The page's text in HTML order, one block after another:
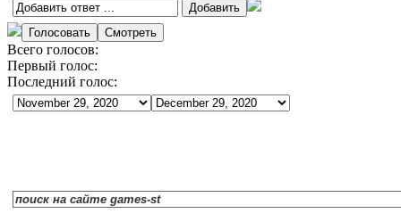
Всего голосов:
Первый голос:
Последний голос: